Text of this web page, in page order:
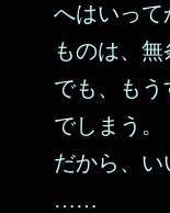
へはいって
ものは、
でも、も
でしまう。
だから、い
……